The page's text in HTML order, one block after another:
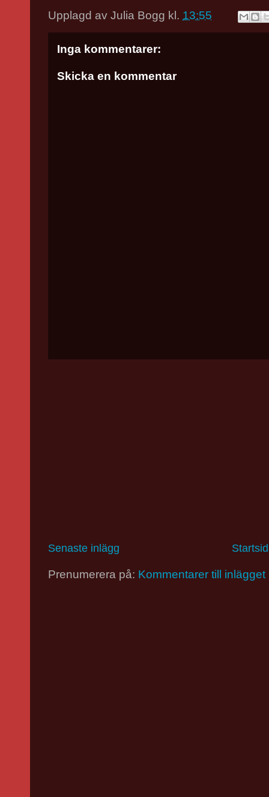
Upplagd av Julia Bogg kl. 13:55
Inga kommentarer:
Skicka en kommentar
Senaste inlägg
Prenumerera på: Kommentarer till inlägget